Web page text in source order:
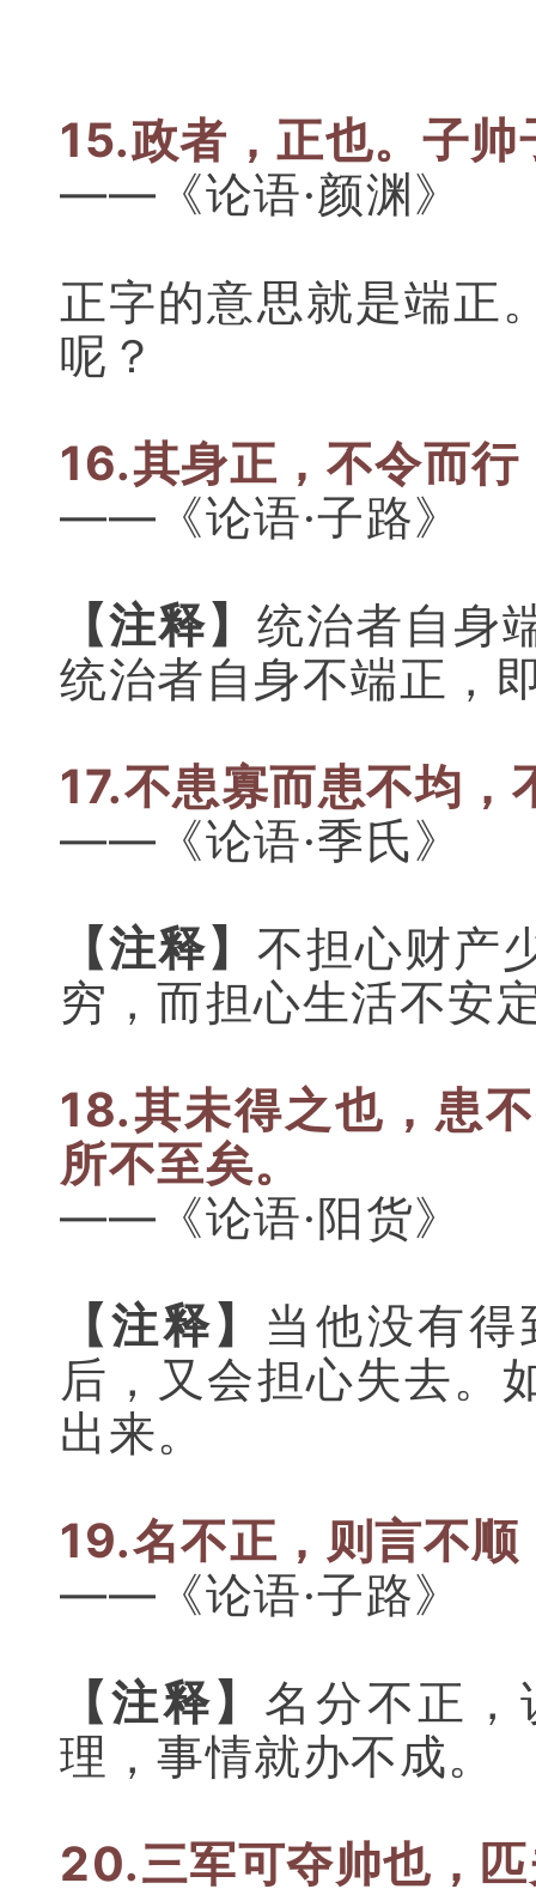
15.政者，正也。 子帅
——《论语·颜渊》
正字的意思就是端正
呢？
16.其身正，不令而行
——《论语·子路》
【注释】 统治者自身
统治者自身不端正，
17.不患寡而患不均，
——《论语·季氏》
【注释】 不担心财产
穷，而担心生活不安
18.其未得之也，患
所不至矣。
——《论语·阳货》
【注释】 当他没有
后，又会担心失去。
出来。
19.名不正，则言不顺
——《论语·子路》
【注释】 名分不正
理，事情就办不成。
20.三军可夺帅也，